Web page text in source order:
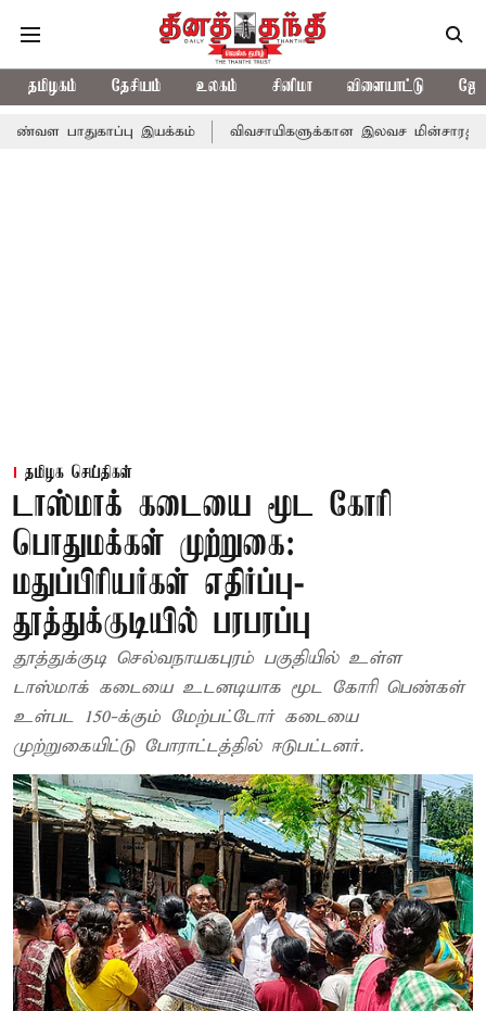
தமிழகம் தேசியம் உலகம் சினிமா விளையாட்டு
இயக்கம் விவசாயிகளுக்கான இலவச மின்சாரத்துக்காக
தமிழக செய்திகள்
டாஸ்மாக் கடையை மூட கோரி
பொதுமக்கள் முற்றுகை:
மதுப்பிரியர்கள் எதிர்ப்பு-
தூத்துக்குடியில் பரபரப்பு
தூத்துக்குடி செல்வநாயகபுரம் பகுதியில் உள்ள
டாஸ்மாக் கடையை உடனடியாக மூட கோரி பெண்கள்
உள்பட 150-க்கும் மேற்பட்டோர் கடையை
முற்றுகையிட்டு போராட்டத்தில் ஈடுபட்டனர்.